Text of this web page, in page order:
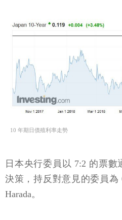
10 年期日債殖利率走勢
日本央行委員以 7:2 的票
決策，持反對意見的委員為
Harada。